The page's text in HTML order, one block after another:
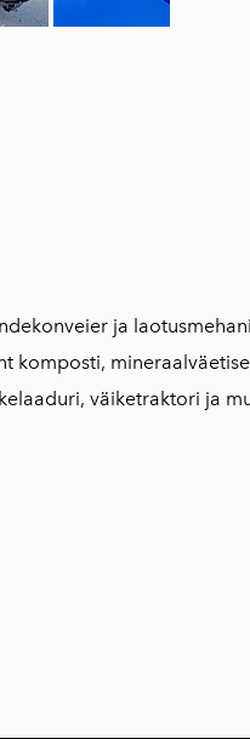
ja
komposti,
väiketraktori ja